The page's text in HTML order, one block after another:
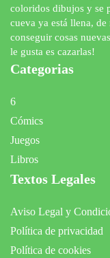
coloridos dibujos y se
cueva ya está llena,
conseguir cosas
le gusta es cazarlas!
Categorias
6
Cómics
Juegos
Libros
Textos Legales
Aviso Legal y
Política de privacidad
Política de cookies